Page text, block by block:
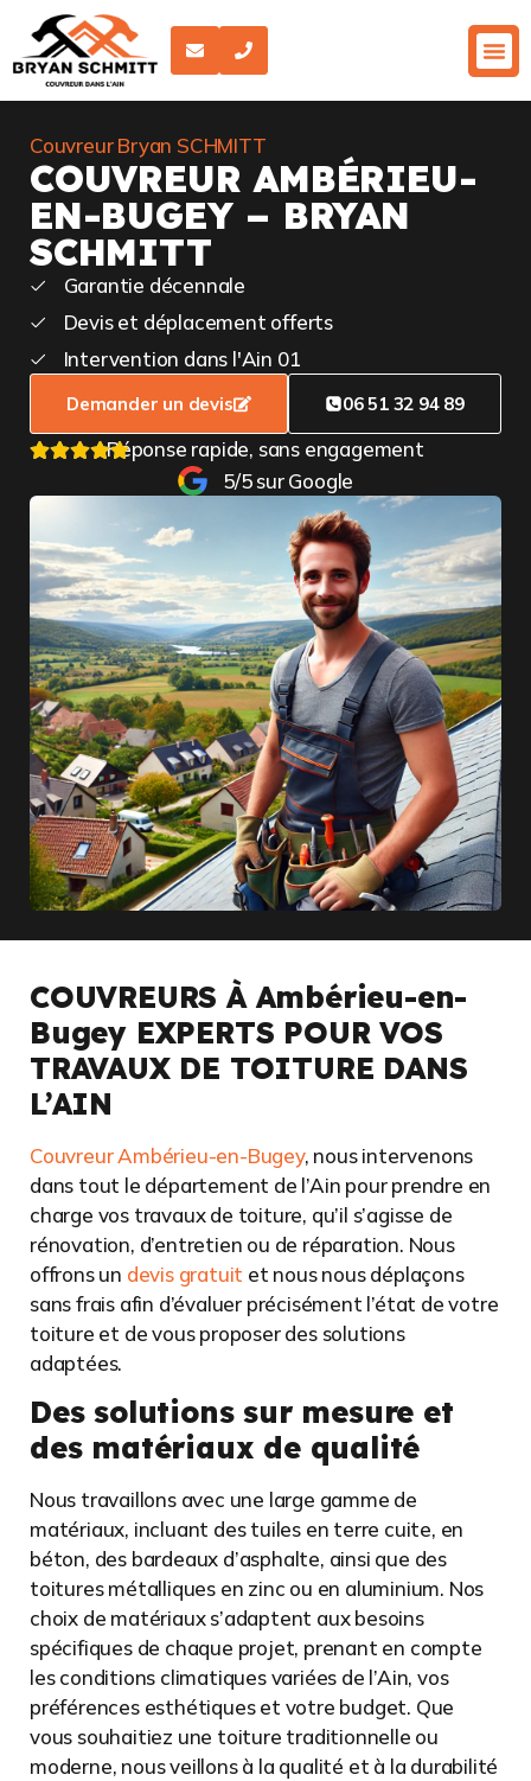
Couvreur Bryan SCHMITT
COUVREUR AMBÉRIEU-
EN-BUGEY – BRYAN
SCHMITT
Garantie décennale
Devis et déplacement offerts
Intervention dans l'Ain 01
Demander un devis 06 51 32 94 89
Réponse rapide, sans engagement
5/5 sur Google
COUVREURS À Ambérieu-en-
Bugey EXPERTS POUR VOS
TRAVAUX DE TOITURE DANS
L’AIN
Couvreur Ambérieu-en-Bugey, nous intervenons
dans tout le département de l’Ain pour prendre en
charge vos travaux de toiture, qu’il s’agisse de
rénovation, d’entretien ou de réparation. Nous
offrons un devis gratuit et nous nous déplaçons
sans frais afin d’évaluer précisément l’état de votre
toiture et de vous proposer des solutions
adaptées.
Des solutions sur mesure et
des matériaux de qualité
Nous travaillons avec une large gamme de
matériaux, incluant des tuiles en terre cuite, en
béton, des bardeaux d’asphalte, ainsi que des
toitures métalliques en zinc ou en aluminium. Nos
choix de matériaux s’adaptent aux besoins
spécifiques de chaque projet, prenant en compte
les conditions climatiques variées de l’Ain, vos
préférences esthétiques et votre budget. Que
vous souhaitiez une toiture traditionnelle ou
moderne, nous veillons à la qualité et à la durabilité